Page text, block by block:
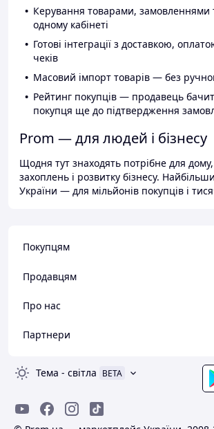
Керування товарами, замовленнями
одному кабінеті
Готові інтеграції з доставкою,
чеків
Масовий імпорт товарів — без
Рейтинг покупців — продавець
покупця ще до підтвердження
Prom — для людей і бізнесу
Щодня тут знаходять потрібне для
захоплень і розвитку бізнесу.
України — для мільйонів покупців і
Покупцям
Продавцям
Про нас
Партнери
Тема - світла BETA